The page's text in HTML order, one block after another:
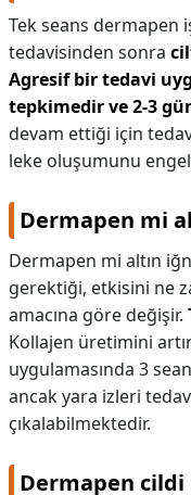
Tek seans dermapen
tedavisinden sonra
Agresif bir tedavi
tepkimedir ve 2-3
devam ettiği için
leke oluşumunu
Dermapen mi
Dermapen mi altın
gerektiği, etkisini ne
amacına göre değişir.
Kollajen üretimini
uygulamasında 3
ancak yara izleri
çıkalabilmektedir.
Dermapen cildi